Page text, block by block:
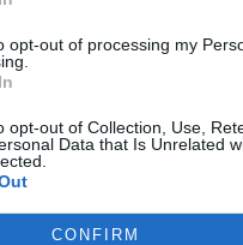
opt-out of processing my
opt-out of Collection, Use,
Data that Is Unrelated
CONFIRM
όταν ο Απόστολος
είναι ένα μεγάλο
διαφώνησε
μπορεί να